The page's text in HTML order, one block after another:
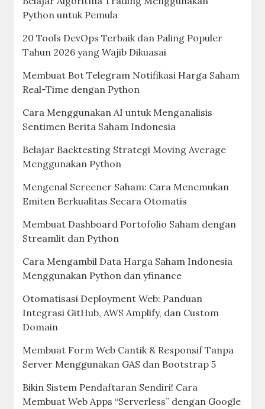
Python untuk Pemula
20 Tools DevOps Terbaik dan Paling Populer
Tahun 2026 yang Wajib Dikuasai
Membuat Bot Telegram Notifikasi Harga Saham
Real-Time dengan Python
Cara Menggunakan AI untuk Menganalisis
Sentimen Berita Saham Indonesia
Belajar Backtesting Strategi Moving Average
Menggunakan Python
Mengenal Screener Saham: Cara Menemukan
Emiten Berkualitas Secara Otomatis
Membuat Dashboard Portofolio Saham dengan
Streamlit dan Python
Cara Mengambil Data Harga Saham Indonesia
Menggunakan Python dan yfinance
Otomatisasi Deployment Web: Panduan
Integrasi GitHub, AWS Amplify, dan Custom
Domain
Membuat Form Web Cantik & Responsif Tanpa
Server Menggunakan GAS dan Bootstrap 5
Bikin Sistem Pendaftaran Sendiri! Cara
Membuat Web Apps “Serverless” dengan Google